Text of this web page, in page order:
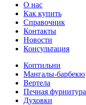
О нас
Как купить
Справочник
Контакты
Новости
Консультация
Коптильни
Мангалы-барбекю
Вертела
Печная фурнитура
Духовки